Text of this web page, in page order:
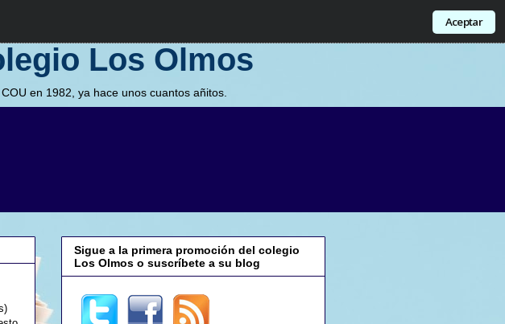
Aceptar
Los Olmos
en 1982, ya hace unos cuantos añitos.
Sigue a la primera promoción del colegio
Los Olmos o suscríbete a su blog